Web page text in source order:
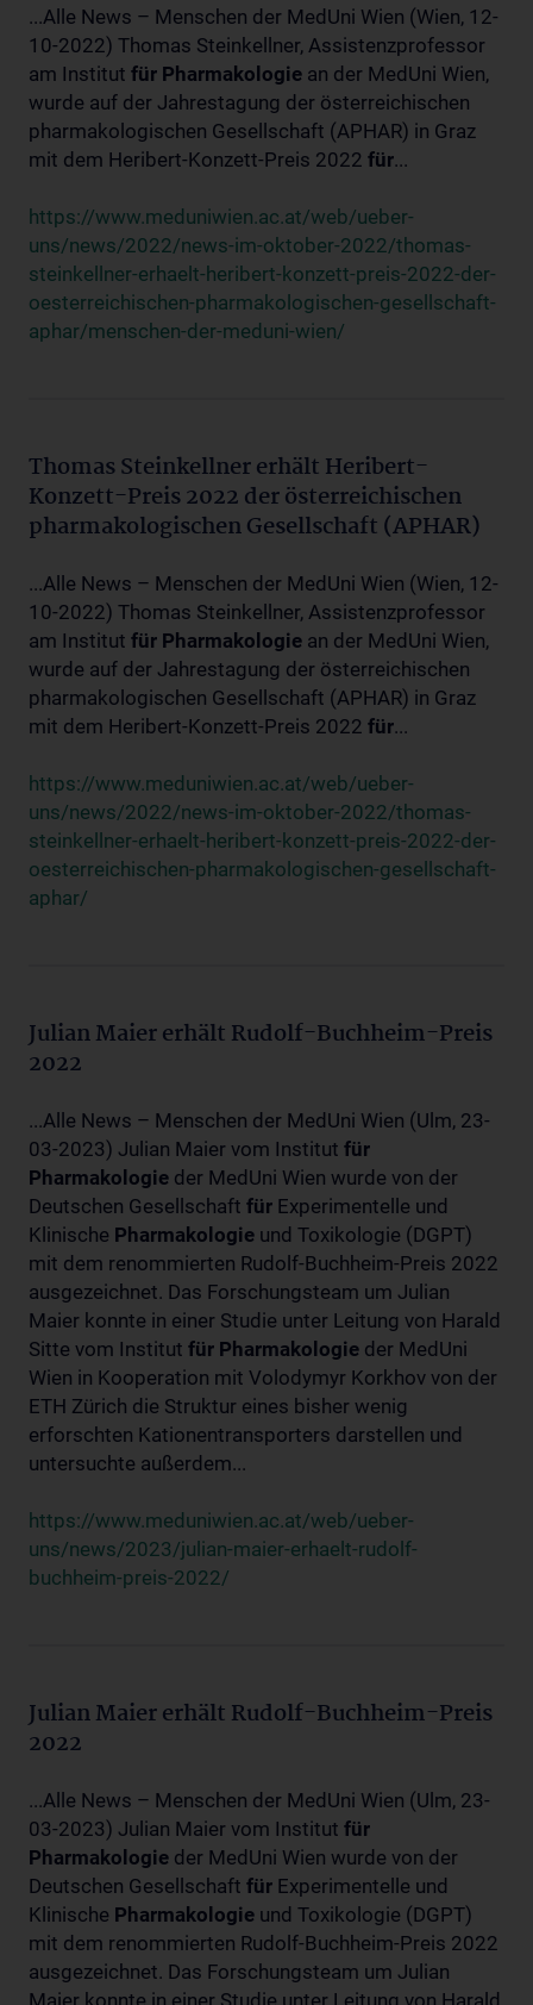
...Alle News – Menschen der MedUni Wien (Wien, 12-
10-2022) Thomas Steinkellner, Assistenzprofessor
am Institut für Pharmakologie an der MedUni Wien,
wurde auf der Jahrestagung der österreichischen
pharmakologischen Gesellschaft (APHAR) in Graz
mit dem Heribert-Konzett-Preis 2022 für...
https://www.meduniwien.ac.at/web/ueber-
uns/news/2022/news-im-oktober-2022/thomas-
steinkellner-erhaelt-heribert-konzett-preis-2022-der-
oesterreichischen-pharmakologischen-gesellschaft-
aphar/menschen-der-meduni-wien/
Thomas Steinkellner erhält Heribert-
Konzett-Preis 2022 der österreichischen
pharmakologischen Gesellschaft (APHAR)
...Alle News – Menschen der MedUni Wien (Wien, 12-
10-2022) Thomas Steinkellner, Assistenzprofessor
am Institut für Pharmakologie an der MedUni Wien,
wurde auf der Jahrestagung der österreichischen
pharmakologischen Gesellschaft (APHAR) in Graz
mit dem Heribert-Konzett-Preis 2022 für...
https://www.meduniwien.ac.at/web/ueber-
uns/news/2022/news-im-oktober-2022/thomas-
steinkellner-erhaelt-heribert-konzett-preis-2022-der-
oesterreichischen-pharmakologischen-gesellschaft-
aphar/
Julian Maier erhält Rudolf-Buchheim-Preis
2022
...Alle News – Menschen der MedUni Wien (Ulm, 23-
03-2023) Julian Maier vom Institut für
Pharmakologie der MedUni Wien wurde von der
Deutschen Gesellschaft für Experimentelle und
Klinische Pharmakologie und Toxikologie (DGPT)
mit dem renommierten Rudolf-Buchheim-Preis 2022
ausgezeichnet. Das Forschungsteam um Julian
Maier konnte in einer Studie unter Leitung von Harald
Sitte vom Institut für Pharmakologie der MedUni
Wien in Kooperation mit Volodymyr Korkhov von der
ETH Zürich die Struktur eines bisher wenig
erforschten Kationentransporters darstellen und
untersuchte außerdem...
https://www.meduniwien.ac.at/web/ueber-
uns/news/2023/julian-maier-erhaelt-rudolf-
buchheim-preis-2022/
Julian Maier erhält Rudolf-Buchheim-Preis
2022
...Alle News – Menschen der MedUni Wien (Ulm, 23-
03-2023) Julian Maier vom Institut für
Pharmakologie der MedUni Wien wurde von der
Deutschen Gesellschaft für Experimentelle und
Klinische Pharmakologie und Toxikologie (DGPT)
mit dem renommierten Rudolf-Buchheim-Preis 2022
ausgezeichnet. Das Forschungsteam um Julian
Maier konnte in einer Studie unter Leitung von Harald